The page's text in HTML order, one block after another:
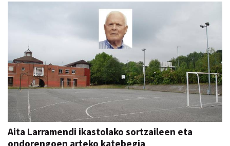
Aita Larramendi ikastolako sortzaileen eta
ondorengoen arteko katebegia